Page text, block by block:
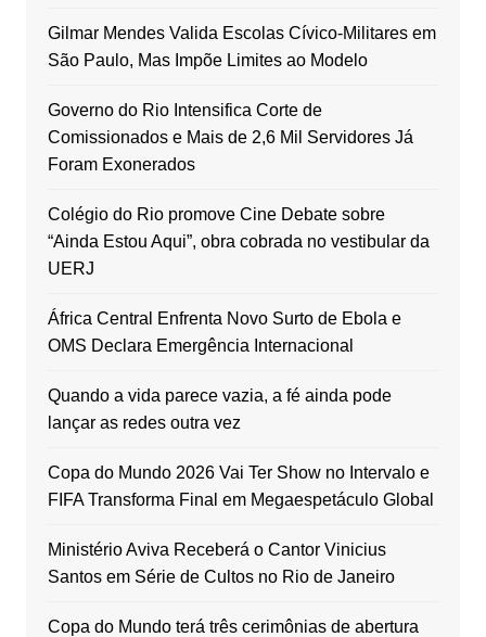
Gilmar Mendes Valida Escolas Cívico-Militares em
São Paulo, Mas Impõe Limites ao Modelo
Governo do Rio Intensifica Corte de
Comissionados e Mais de 2,6 Mil Servidores Já
Foram Exonerados
Colégio do Rio promove Cine Debate sobre
“Ainda Estou Aqui”, obra cobrada no vestibular da
UERJ
África Central Enfrenta Novo Surto de Ebola e
OMS Declara Emergência Internacional
Quando a vida parece vazia, a fé ainda pode
lançar as redes outra vez
Copa do Mundo 2026 Vai Ter Show no Intervalo e
FIFA Transforma Final em Megaespetáculo Global
Ministério Aviva Receberá o Cantor Vinicius
Santos em Série de Cultos no Rio de Janeiro
Copa do Mundo terá três cerimônias de abertura